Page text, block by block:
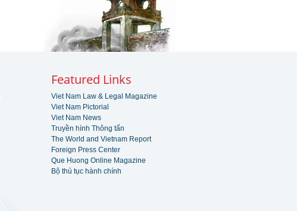
Featured Links
Viet Nam Law & Legal Magazine
Viet Nam Pictorial
Viet Nam News
Truyền hình Thông tấn
The World and Vietnam Report
Foreign Press Center
Que Huong Online Magazine
Bộ thủ tục hành chính